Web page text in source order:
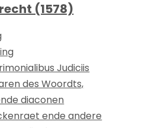
(1578)
Judiciis
des Woordts,
diaconen
ende andere